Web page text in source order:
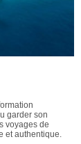
garder son
voyages de
et authentique.